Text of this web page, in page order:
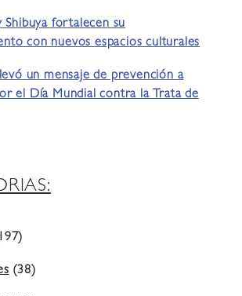
Shibuya fortalecen su
con nuevos espacios culturales
un mensaje de prevención a
el Día Mundial contra la Trata de
(38)